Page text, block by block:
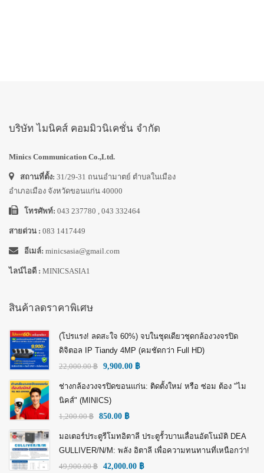
บริษัท ไมนิคส์ คอมมิวนิเคชั่น จำกัด
Minics Communication Co.,Ltd.
สถานที่ตั้ง: 31/29-31 ถนนอำมาตย์ ตำบลในเมือง
อำเภอเมือง จังหวัดขอนแก่น 40000
โทรศัพท์: 043 237780 , 043 332464
สายด่วน : 083 1417449
อีเมล์: minicsasia@gmail.com
ไลน์ไอดี : MINICSASIA1
สินค้าลดราคาพิเศษ
(โปรแรง! ลดสะใจ 60%) จบในชุดเดียวชุดกล้องวงจรปิด
ดิจิตอล IP Tiandy 4MP (คมชัดกว่า Full HD)
22,000.00฿ 9,900.00 ฿
ช่างกล้องวงจรปิดขอนแก่น: ติดตั้งใหม่ หรือ ซ่อม ต้อง "ไม
นิคส์" (MINICS)
1,200.00฿ 850.00 ฿
มอเตอร์ประตูรีโมทอิตาลี ประตูรั้วบานเลื่อนอัตโนมัติ DEA
GULLIVER/N/M: พลัง อิตาลี เพื่อความทนทานที่เหนือกว่า!
49,900.00฿ 42,000.00 ฿